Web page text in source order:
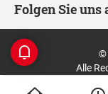
Folgen Sie uns
©
Alle